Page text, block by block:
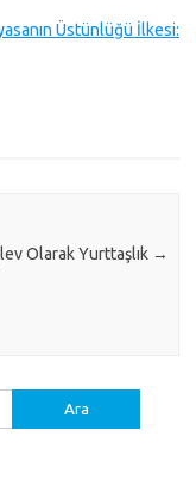
Üstünlüğü İlkesi:
Olarak Yurttaşlık →